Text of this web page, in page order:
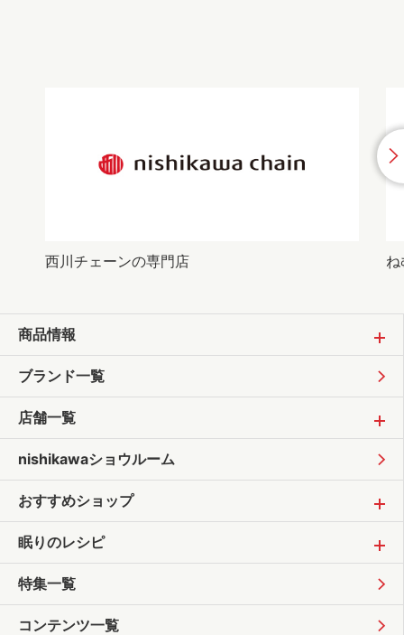
西川チェーンの専門店
商品情報
ブランド一覧
店舗一覧
nishikawaショウルーム
おすすめショップ
眠りのレシピ
特集一覧
コンテンツ一覧